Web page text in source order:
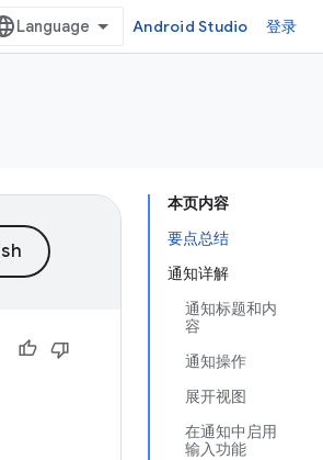
Android Studio 登录
本页内容
要点总结
通知详解
通知标题和内
容
通知操作
展开视图
在通知中启用
输入功能